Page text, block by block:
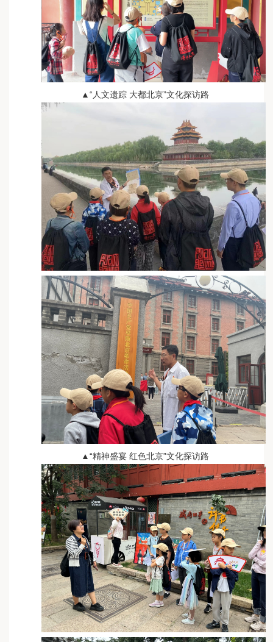
▲“人文遗踪 大都北京”文化探访路
▲“精神盛宴 红色北京”文化探访路